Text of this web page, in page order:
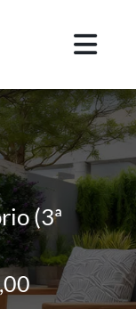
(3ª